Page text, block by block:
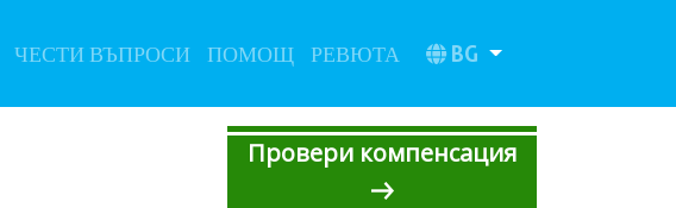
ЧЕСТИ ВЪПРОСИ ПОМОЩ РЕВЮТА BG
Провери компенсация